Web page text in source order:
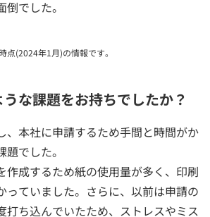
でした。
(2024年1月)の情報です。
な課題をお持ちでしたか？
、本社に申請するため手間と時間がか
でした。
作成するため紙の使用量が多く、印刷
っていました。さらに、以前は申請の
打ち込んでいたため、ストレスやミス